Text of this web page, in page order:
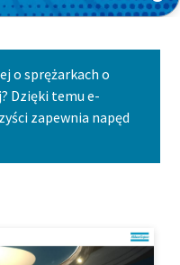
o sprężarkach o
Dzięki temu e-
zapewnia napęd